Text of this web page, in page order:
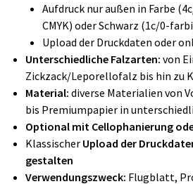
Aufdruck nur außen in Farbe
CMYK) oder Schwarz (1c/0-
Upload der Druckdaten oder
Unterschiedliche Falzarten: von
Zickzack/Leporellofalz bis hin zu
Material: diverse Materialien von
bis Premiumpapier in
Optional mit Cellophanierung
Klassischer Upload der
gestalten
Verwendungszweck: Flugblatt,